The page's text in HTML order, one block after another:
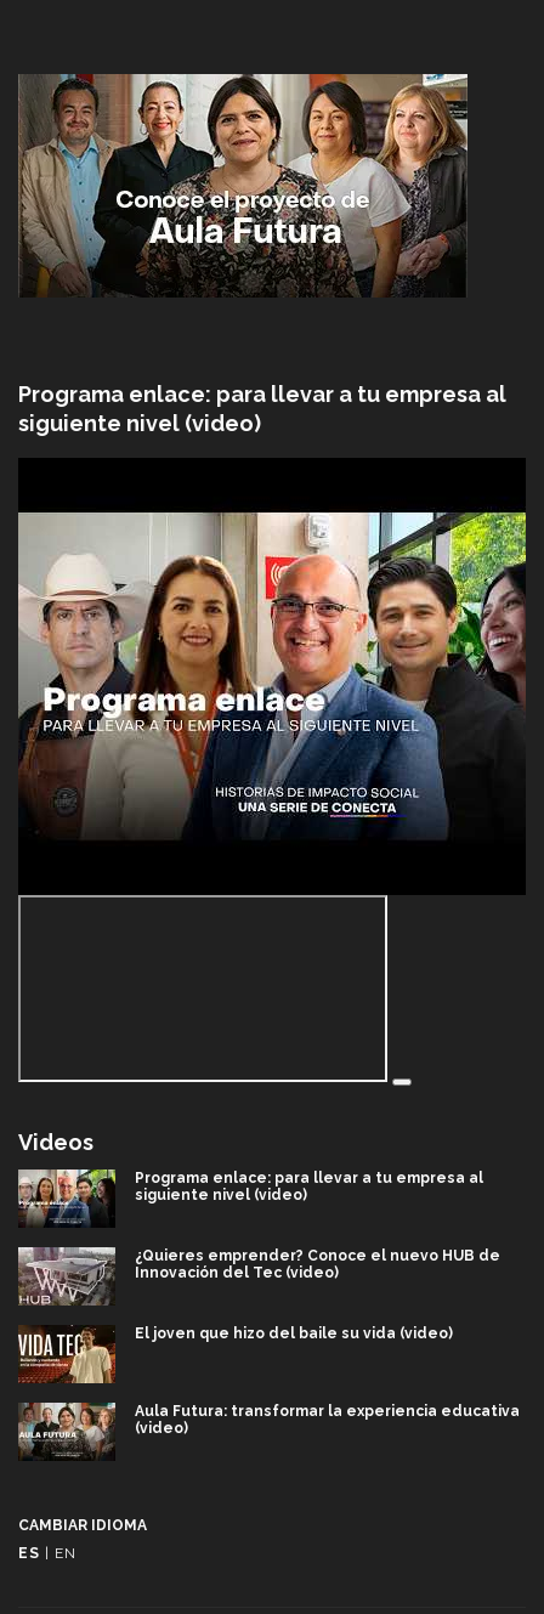
Programa enlace: para llevar a tu empresa al
siguiente nivel (video)
Videos
Programa enlace: para llevar a tu empresa al
siguiente nivel (video)
¿Quieres emprender? Conoce el nuevo HUB de
Innovación del Tec (video)
El joven que hizo del baile su vida (video)
Aula Futura: transformar la experiencia educativa
(video)
CAMBIAR IDIOMA
ES
EN